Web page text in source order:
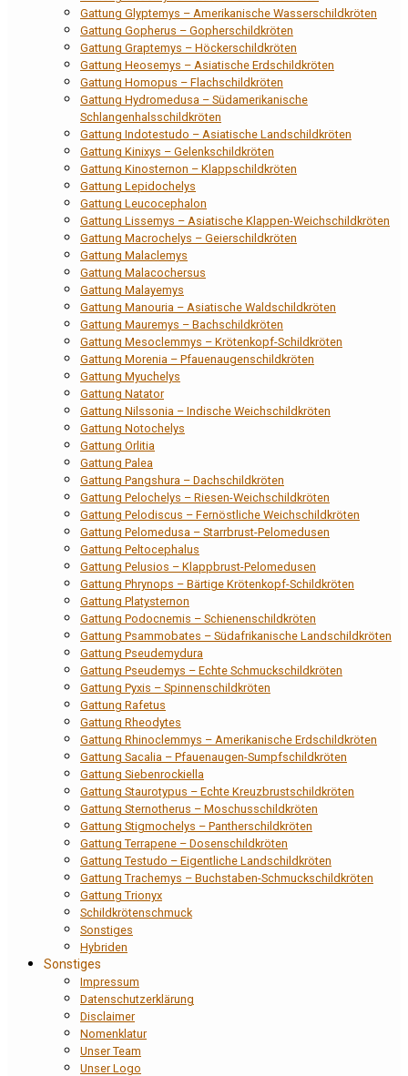
Gattung Glyptemys – Amerikanische Wasserschildkröten
Gattung Gopherus – Gopherschildkröten
Gattung Graptemys – Höckerschildkröten
Gattung Heosemys – Asiatische Erdschildkröten
Gattung Homopus – Flachschildkröten
Gattung Hydromedusa – Südamerikanische
Schlangenhalsschildkröten
Gattung Indotestudo – Asiatische Landschildkröten
Gattung Kinixys – Gelenkschildkröten
Gattung Kinosternon – Klappschildkröten
Gattung Lepidochelys
Gattung Leucocephalon
Gattung Lissemys – Asiatische Klappen-Weichschildkröten
Gattung Macrochelys – Geierschildkröten
Gattung Malaclemys
Gattung Malacochersus
Gattung Malayemys
Gattung Manouria – Asiatische Waldschildkröten
Gattung Mauremys – Bachschildkröten
Gattung Mesoclemmys – Krötenkopf-Schildkröten
Gattung Morenia – Pfauenaugenschildkröten
Gattung Myuchelys
Gattung Natator
Gattung Nilssonia – Indische Weichschildkröten
Gattung Notochelys
Gattung Orlitia
Gattung Palea
Gattung Pangshura – Dachschildkröten
Gattung Pelochelys – Riesen-Weichschildkröten
Gattung Pelodiscus – Fernöstliche Weichschildkröten
Gattung Pelomedusa – Starrbrust-Pelomedusen
Gattung Peltocephalus
Gattung Pelusios – Klappbrust-Pelomedusen
Gattung Phrynops – Bärtige Krötenkopf-Schildkröten
Gattung Platysternon
Gattung Podocnemis – Schienenschildkröten
Gattung Psammobates – Südafrikanische Landschildkröten
Gattung Pseudemydura
Gattung Pseudemys – Echte Schmuckschildkröten
Gattung Pyxis – Spinnenschildkröten
Gattung Rafetus
Gattung Rheodytes
Gattung Rhinoclemmys – Amerikanische Erdschildkröten
Gattung Sacalia – Pfauenaugen-Sumpfschildkröten
Gattung Siebenrockiella
Gattung Staurotypus – Echte Kreuzbrustschildkröten
Gattung Sternotherus – Moschusschildkröten
Gattung Stigmochelys – Pantherschildkröten
Gattung Terrapene – Dosenschildkröten
Gattung Testudo – Eigentliche Landschildkröten
Gattung Trachemys – Buchstaben-Schmuckschildkröten
Gattung Trionyx
Schildkrötenschmuck
Sonstiges
Hybriden
Sonstiges
Impressum
Datenschutzerklärung
Disclaimer
Nomenklatur
Unser Team
Unser Logo